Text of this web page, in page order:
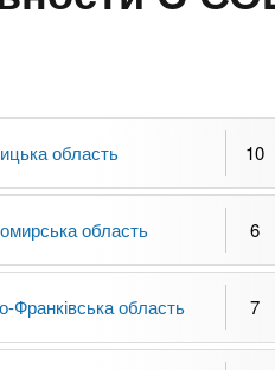
область 10
область 6
Франківська область 7